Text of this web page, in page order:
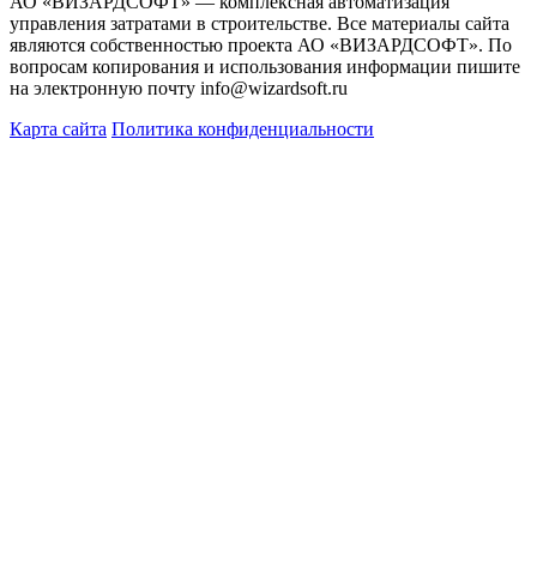
управления затратами в строительстве. Все материалы сайта
являются собственностью проекта АО «ВИЗАРДСОФТ». По
вопросам копирования и использования информации пишите
на электронную почту info@wizardsoft.ru
Карта сайта Политика конфиденциальности